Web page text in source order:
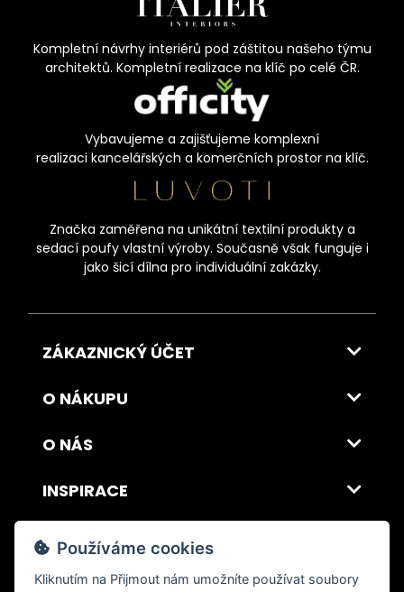
Kompletní návrhy interiérů pod záštitou našeho týmu
architektů. Kompletní realizace na klíč po celé ČR.
Vybavujeme a zajišťujeme komplexní
realizaci kancelářských a komerčních prostor na klíč.
Značka zaměřena na unikátní textilní produkty a
sedací poufy vlastní výroby. Současně však funguje i
jako šicí dílna pro individuální zakázky.
ZÁKAZNICKÝ ÚČET
O NÁKUPU
O NÁS
INSPIRACE
DOPRAVA A PLATBA
Používáme cookies
Kliknutím na Přijmout nám umožníte používat soubory